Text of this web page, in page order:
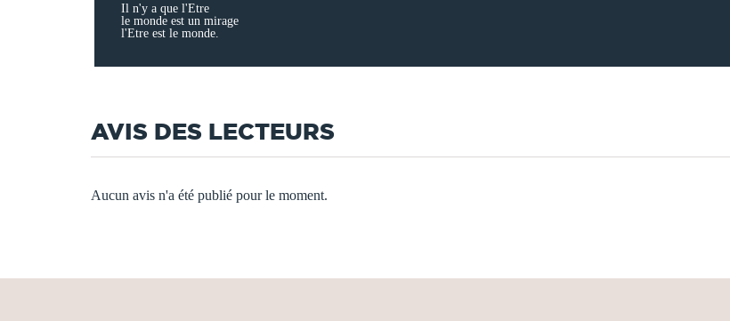
Il n'y a que l'Etre
le monde est un mirage
l'Etre est le monde.
AVIS DES LECTEURS
Aucun avis n'a été publié pour le moment.